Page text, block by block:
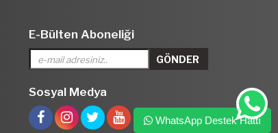
E-Bülten Aboneliği
Sosyal Medya
WhatsApp Destek Hattı